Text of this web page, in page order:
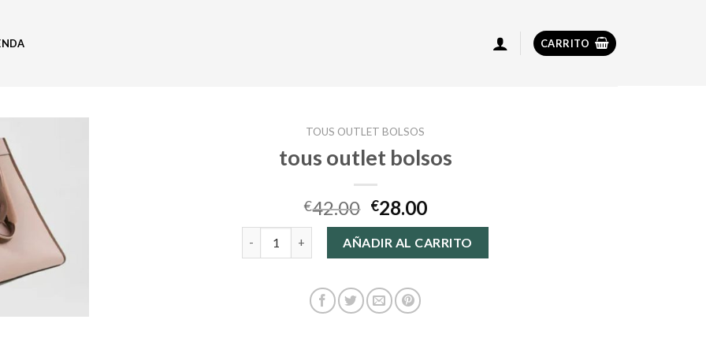
CARRITO
TOUS OUTLET BOLSOS
tous outlet bolsos
€42.00 €28.00
tous outlet bolsos cantidadAÑADIR AL CARRITO